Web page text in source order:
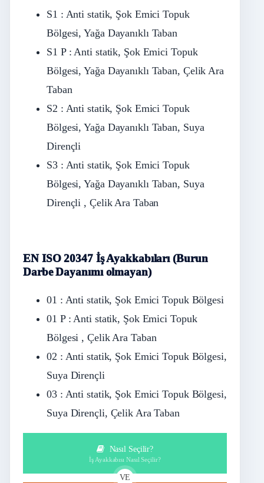
S1 : Anti statik, Şok Emici Topuk
Bölgesi, Yağa Dayanıklı Taban
S1 P : Anti statik, Şok Emici Topuk
Bölgesi, Yağa Dayanıklı Taban, Çelik Ara
Taban
S2 : Anti statik, Şok Emici Topuk
Bölgesi, Yağa Dayanıklı Taban, Suya
Dirençli
S3 : Anti statik, Şok Emici Topuk
Bölgesi, Yağa Dayanıklı Taban, Suya
Dirençli , Çelik Ara Taban
EN ISO 20347 İş Ayakkabıları (Burun
Darbe Dayanımı olmayan)
01 : Anti statik, Şok Emici Topuk Bölgesi
01 P : Anti statik, Şok Emici Topuk
Bölgesi , Çelik Ara Taban
02 : Anti statik, Şok Emici Topuk Bölgesi,
Suya Dirençli
03 : Anti statik, Şok Emici Topuk Bölgesi,
Suya Dirençli, Çelik Ara Taban
Nasıl Seçilir?
İş Ayakkabısı Nasıl Seçilir?
VE